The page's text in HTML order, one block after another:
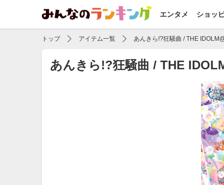
エンタメ ショッ
トップ アイテム一覧 あんきら!?狂騒曲 / THE
あんきら!?狂騒曲 / THE